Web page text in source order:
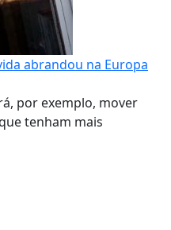
abrandou na Europa
por exemplo, mover
tenham mais